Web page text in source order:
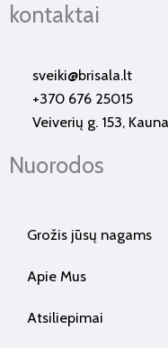
e
o
k
-
t
r
a
m
kontaktai
sveiki@brisala.lt
+370 676 25015
Veiverių g. 153,
Nuorodos
Grožis jūsų nagams
Apie Mus
Atsiliepimai